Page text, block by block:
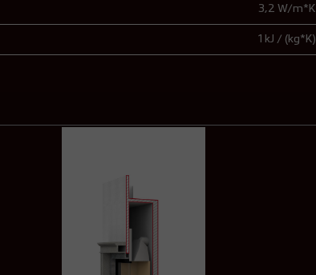
3,2 W/m*K
1 kJ / (kg*K)